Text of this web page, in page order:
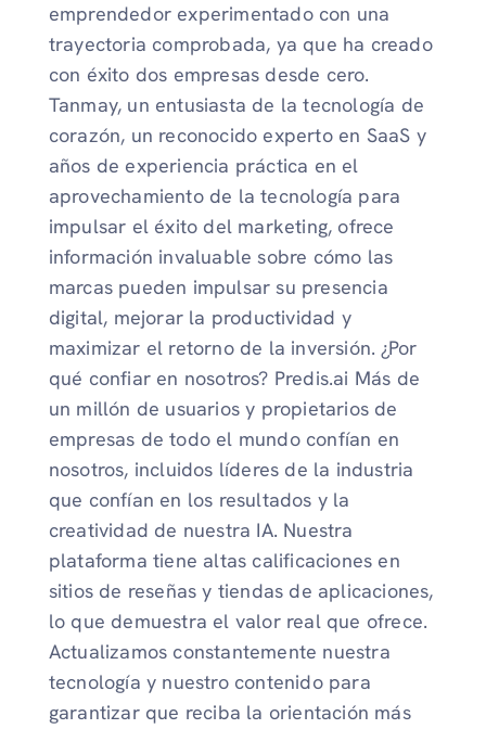
emprendedor experimentado con una
trayectoria comprobada, ya que ha creado
con éxito dos empresas desde cero.
Tanmay, un entusiasta de la tecnología de
corazón, un reconocido experto en SaaS y
años de experiencia práctica en el
aprovechamiento de la tecnología para
impulsar el éxito del marketing, ofrece
información invaluable sobre cómo las
marcas pueden impulsar su presencia
digital, mejorar la productividad y
maximizar el retorno de la inversión. ¿Por
qué confiar en nosotros? Predis.ai Más de
un millón de usuarios y propietarios de
empresas de todo el mundo confían en
nosotros, incluidos líderes de la industria
que confían en los resultados y la
creatividad de nuestra IA. Nuestra
plataforma tiene altas calificaciones en
sitios de reseñas y tiendas de aplicaciones,
lo que demuestra el valor real que ofrece.
Actualizamos constantemente nuestra
tecnología y nuestro contenido para
garantizar que reciba la orientación más